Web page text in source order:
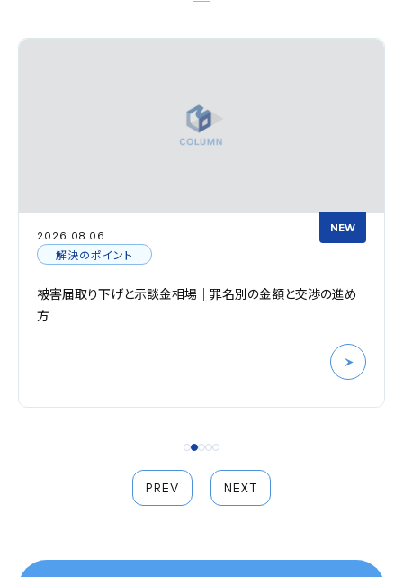
相場｜罪名別の金額と交渉の進め
2026.08.05
過失運転致死傷罪の刑
PREV NEXT